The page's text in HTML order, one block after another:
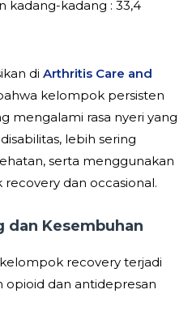
kadang-kadang : 33,4
di Arthritis Care and
kelompok persisten
mengalami rasa nyeri yang
lebih sering
serta menggunakan
dan occasional.
dan Kesembuhan
recovery terjadi
dan antidepresan